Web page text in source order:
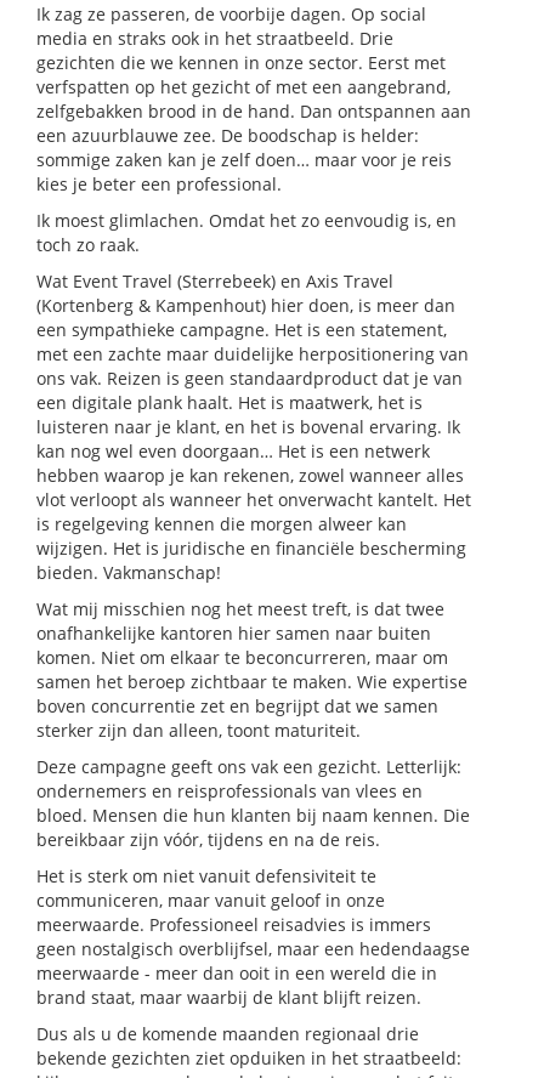
Ik zag ze passeren, de voorbije dagen. Op social
media en straks ook in het straatbeeld. Drie
gezichten die we kennen in onze sector. Eerst met
verfspatten op het gezicht of met een aangebrand,
zelfgebakken brood in de hand. Dan ontspannen aan
een azuurblauwe zee. De boodschap is helder:
sommige zaken kan je zelf doen… maar voor je reis
kies je beter een professional.
Ik moest glimlachen. Omdat het zo eenvoudig is, en
toch zo raak.
Wat Event Travel (Sterrebeek) en Axis Travel
(Kortenberg & Kampenhout) hier doen, is meer dan
een sympathieke campagne. Het is een statement,
met een zachte maar duidelijke herpositionering van
ons vak. Reizen is geen standaardproduct dat je van
een digitale plank haalt. Het is maatwerk, het is
luisteren naar je klant, en het is bovenal ervaring. Ik
kan nog wel even doorgaan… Het is een netwerk
hebben waarop je kan rekenen, zowel wanneer alles
vlot verloopt als wanneer het onverwacht kantelt. Het
is regelgeving kennen die morgen alweer kan
wijzigen. Het is juridische en financiële bescherming
bieden. Vakmanschap!
Wat mij misschien nog het meest treft, is dat twee
onafhankelijke kantoren hier samen naar buiten
komen. Niet om elkaar te beconcurreren, maar om
samen het beroep zichtbaar te maken. Wie expertise
boven concurrentie zet en begrijpt dat we samen
sterker zijn dan alleen, toont maturiteit.
Deze campagne geeft ons vak een gezicht. Letterlijk:
ondernemers en reisprofessionals van vlees en
bloed. Mensen die hun klanten bij naam kennen. Die
bereikbaar zijn vóór, tijdens en na de reis.
Het is sterk om niet vanuit defensiviteit te
communiceren, maar vanuit geloof in onze
meerwaarde. Professioneel reisadvies is immers
geen nostalgisch overblijfsel, maar een hedendaagse
meerwaarde - meer dan ooit in een wereld die in
brand staat, maar waarbij de klant blijft reizen.
Dus als u de komende maanden regionaal drie
bekende gezichten ziet opduiken in het straatbeeld: